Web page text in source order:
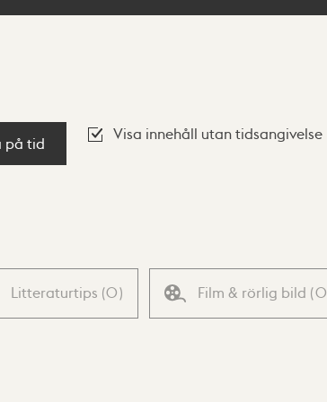
på tid
Visa innehåll utan tidsangivelse
Litteraturtips (0) Film & rörlig bild (0